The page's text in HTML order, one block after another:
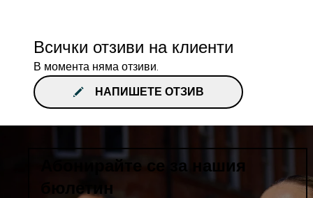
Всички отзиви на клиенти
В момента няма отзиви.
НАПИШЕТЕ ОТЗИВ
Абонирайте се за нашия
бюлетин